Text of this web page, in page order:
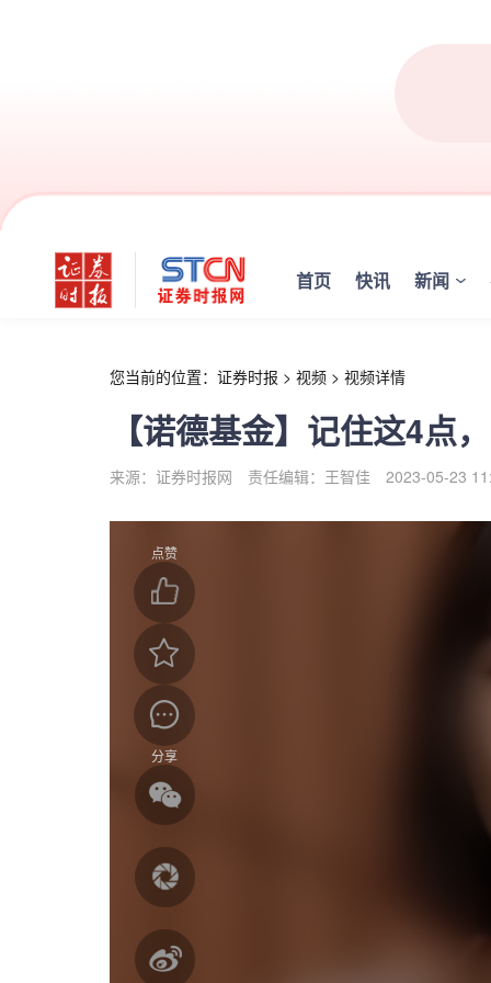
首页 快讯 新闻
您当前的位置： 证券时报 > 视频 > 视频详情
【诺德基金】记住这4点
来源：证券时报网 责任编辑：王智佳 2023-05-23
点赞
分享